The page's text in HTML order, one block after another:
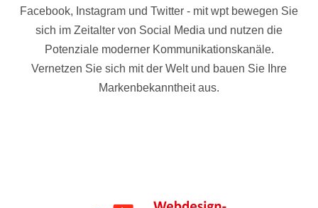
Facebook, Instagram und Twitter - mit wpt bewegen Sie
sich im Zeitalter von Social Media und nutzen die
Potenziale moderner Kommunikationskanäle.
Vernetzen Sie sich mit der Welt und bauen Sie Ihre
Markenbekanntheit aus.